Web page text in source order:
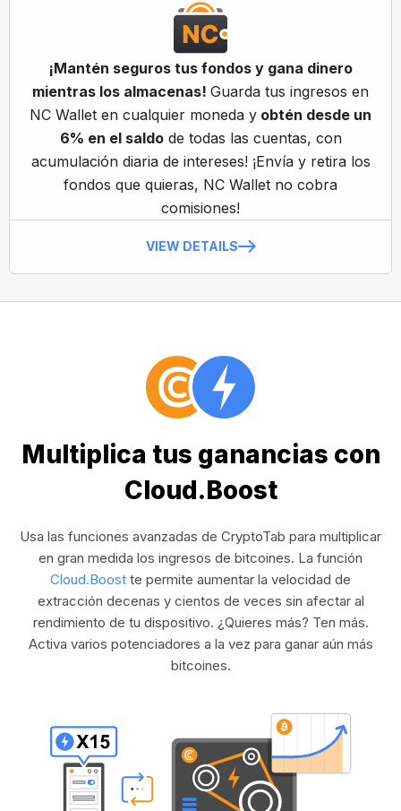
¡Mantén seguros tus fondos y gana dinero
mientras los almacenas! Guarda tus ingresos en
NC Wallet en cualquier moneda y obtén desde un
6% en el saldode todas las cuentas, con
acumulación diaria de intereses! ¡Envía y retira los
fondos que quieras, NC Wallet no cobra
comisiones!
VIEW DETAILS
Multiplica tus ganancias con
Cloud.Boost
Usa las funciones avanzadas de CryptoTab para multiplicar
en gran medida los ingresos de bitcoines. La función
Cloud.Boost te permite aumentar la velocidad de
extracción decenas y cientos de veces sin afectar al
rendimiento de tu dispositivo. ¿Quieres más? Ten más.
Activa varios potenciadores a la vez para ganar aún más
bitcoines.